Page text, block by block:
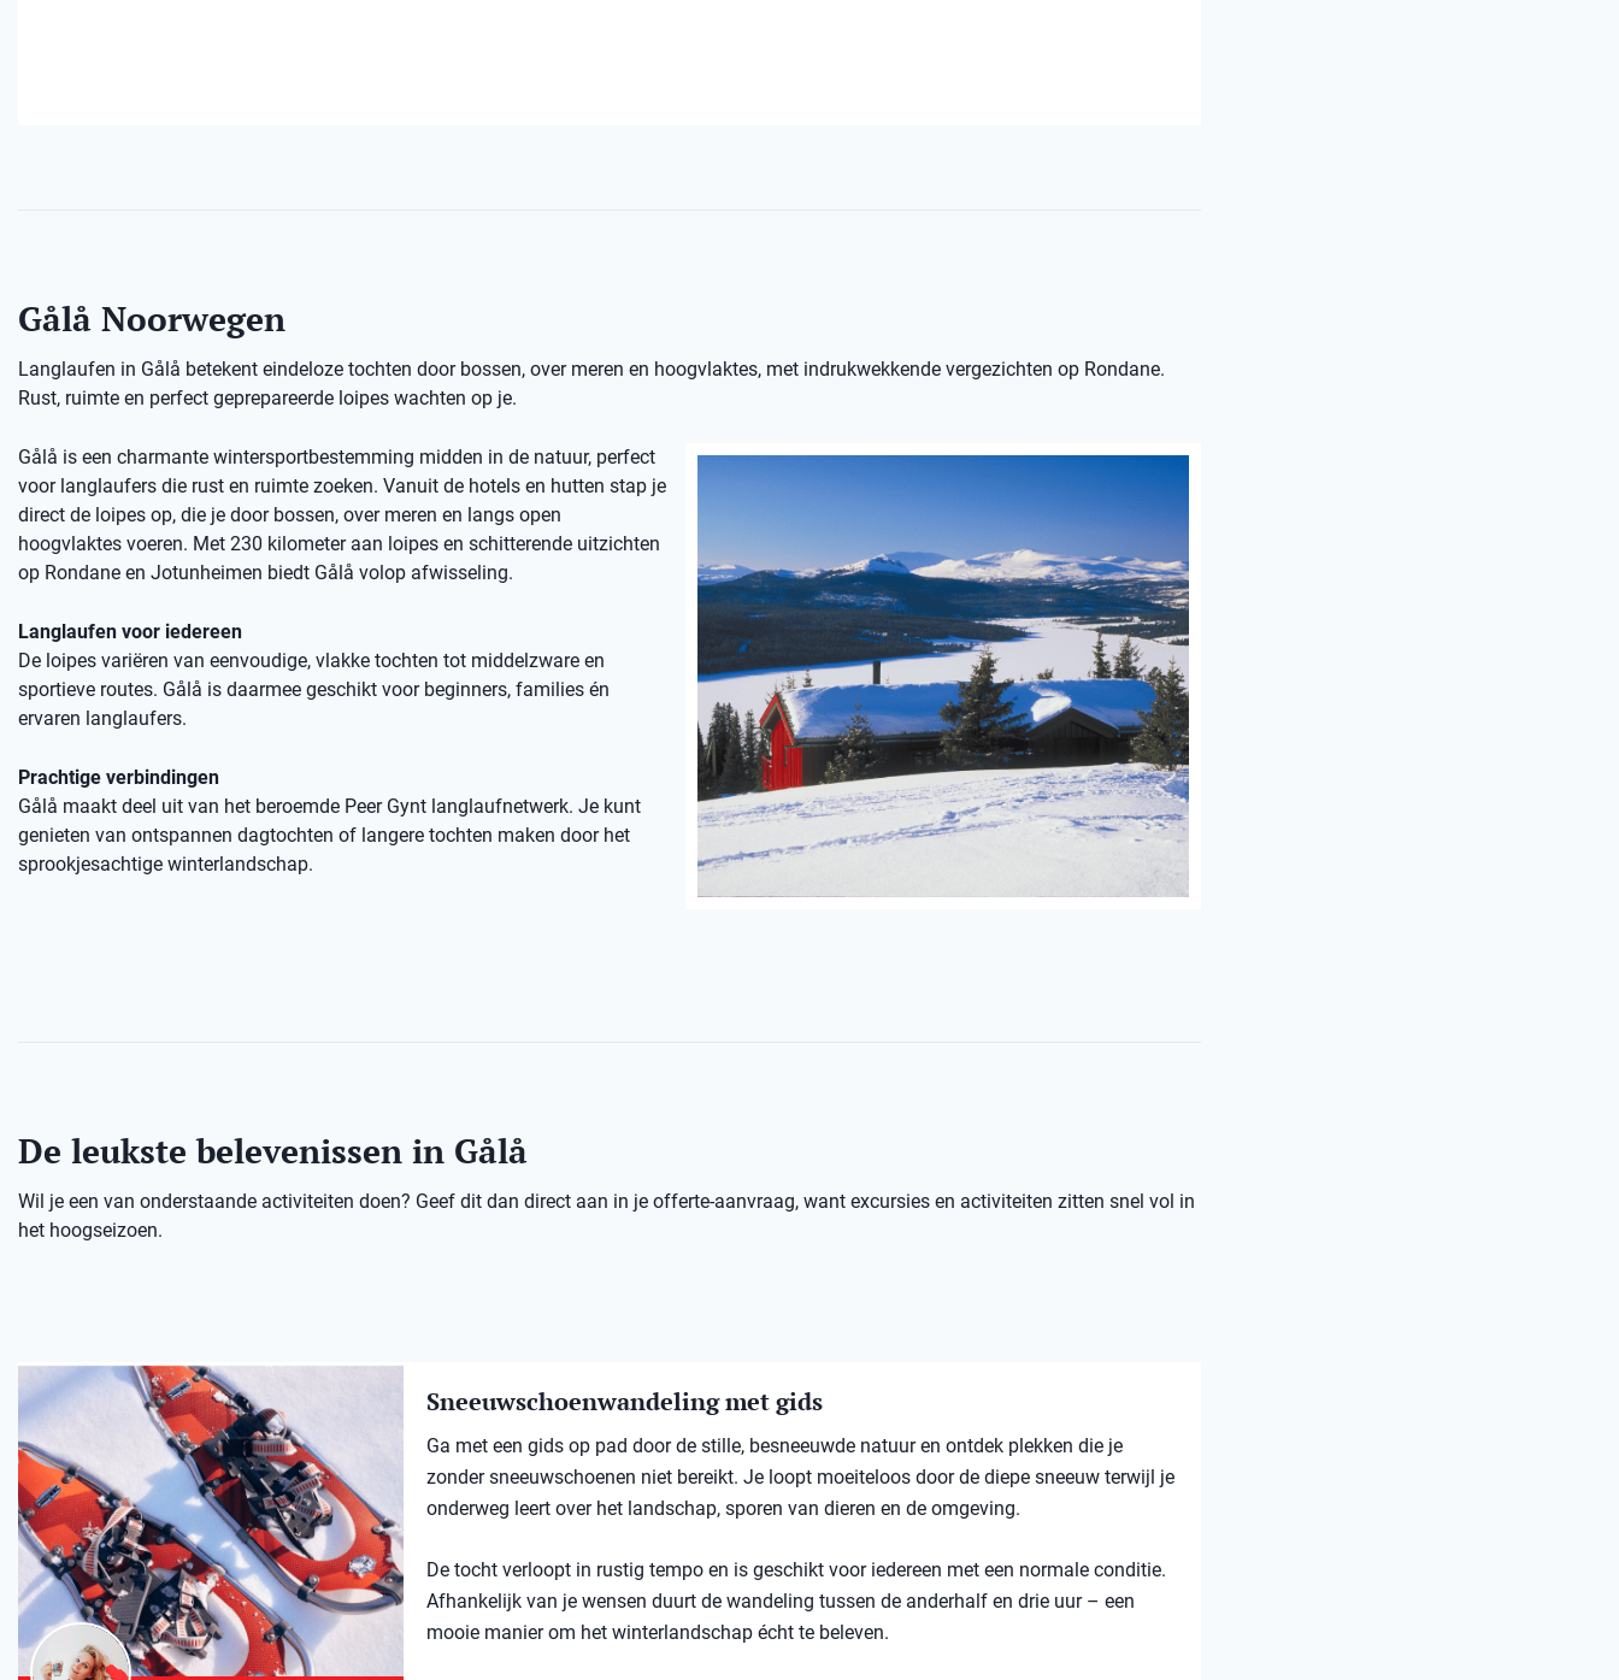
Gålå Noorwegen
Langlaufen in Gålå betekent eindeloze tochten door bossen, over meren en hoogvlaktes, met indrukwekkende vergezichten op Rondane.
Rust, ruimte en perfect geprepareerde loipes wachten op je.
Gålå is een charmante wintersportbestemming midden in de natuur, perfect
voor langlaufers die rust en ruimte zoeken. Vanuit de hotels en hutten stap je
direct de loipes op, die je door bossen, over meren en langs open
hoogvlaktes voeren. Met 230 kilometer aan loipes en schitterende uitzichten
op Rondane en Jotunheimen biedt Gålå volop afwisseling.
Langlaufen voor iedereen
De loipes variëren van eenvoudige, vlakke tochten tot middelzware en
sportieve routes. Gålå is daarmee geschikt voor beginners, families én
ervaren langlaufers.
Prachtige verbindingen
Gålå maakt deel uit van het beroemde Peer Gynt langlaufnetwerk. Je kunt
genieten van ontspannen dagtochten of langere tochten maken door het
sprookjesachtige winterlandschap.
De leukste belevenissen in Gålå
Wil je een van onderstaande activiteiten doen? Geef dit dan direct aan in je offerte-aanvraag, want excursies en activiteiten zitten snel vol in
het hoogseizoen.
Sneeuwschoenwandeling met gids
Ga met een gids op pad door de stille, besneeuwde natuur en ontdek plekken die je
zonder sneeuwschoenen niet bereikt. Je loopt moeiteloos door de diepe sneeuw terwijl je
onderweg leert over het landschap, sporen van dieren en de omgeving.
De tocht verloopt in rustig tempo en is geschikt voor iedereen met een normale conditie.
Afhankelijk van je wensen duurt de wandeling tussen de anderhalf en drie uur – een
mooie manier om het winterlandschap écht te beleven.